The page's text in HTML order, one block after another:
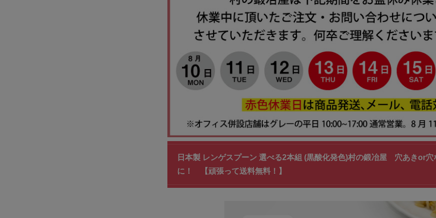
日本製 レンゲスプーン 選べる2本組 (黒酸化発色)村の鍛冶屋 穴あきor
に！ 【頑張って送料無料！】